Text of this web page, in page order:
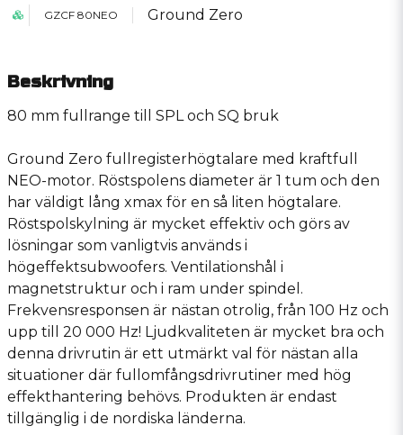
GZCF 80NEO Ground Zero
Beskrivning
80 mm fullrange till SPL och SQ bruk
Ground Zero fullregisterhögtalare med kraftfull
NEO-motor. Röstspolens diameter är 1 tum och den
har väldigt lång xmax för en så liten högtalare.
Röstspolskylning är mycket effektiv och görs av
lösningar som vanligtvis används i
högeffektsubwoofers. Ventilationshål i
magnetstruktur och i ram under spindel.
Frekvensresponsen är nästan otrolig, från 100 Hz och
upp till 20 000 Hz! Ljudkvaliteten är mycket bra och
denna drivrutin är ett utmärkt val för nästan alla
situationer där fullomfångsdrivrutiner med hög
effekthantering behövs. Produkten är endast
tillgänglig i de nordiska länderna.